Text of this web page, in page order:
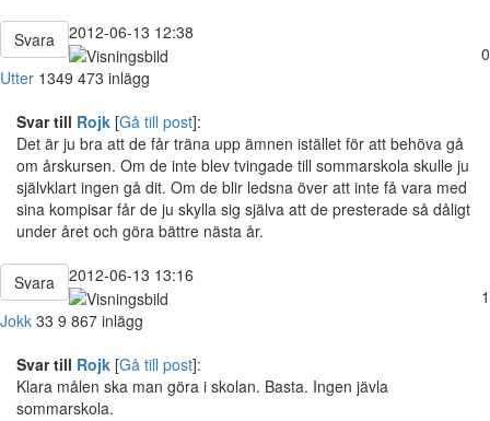
Svara
2012-06-13 12:38
0
Utter 1349 473 inlägg
Svar till Rojk [Gå till post]:
Det är ju bra att de får träna upp ämnen istället för att behöva gå
om årskursen. Om de inte blev tvingade till sommarskola skulle ju
självklart ingen gå dit. Om de blir ledsna över att inte få vara med
sina kompisar får de ju skylla sig själva att de presterade så dåligt
under året och göra bättre nästa år.
Svara
2012-06-13 13:16
1
Jokk 33 9 867 inlägg
Svar till Rojk [Gå till post]:
Klara målen ska man göra i skolan. Basta. Ingen jävla
sommarskola.